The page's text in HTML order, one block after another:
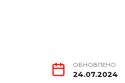
ОБНОВЛЕНО
24.07.2024